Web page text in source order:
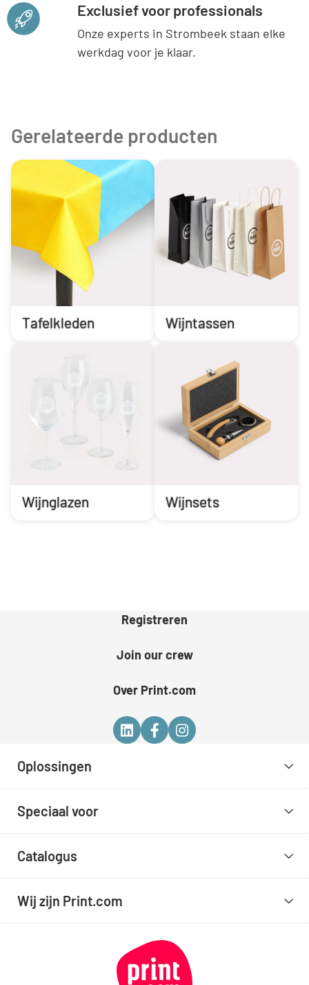
Exclusief voor professionals
Onze experts in Strombeek staan elke
werkdag voor je klaar.
Gerelateerde producten
Tafelkleden Wijntassen
Wijnglazen Wijnsets
Registreren
Join our crew
Over Print.com
Oplossingen
Speciaal voor
Catalogus
Wij zijn Print.com